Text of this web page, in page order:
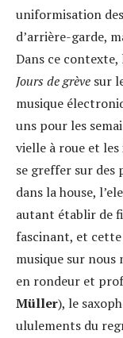
uniformisation
d’arrière-garde,
Dans ce
Jours de grève sur
musique
uns pour les
vielle à roue et
se greffer sur
dans la house,
autant établir de
fascinant, et
musique sur nous
en rondeur et
Müller), le
ululements du